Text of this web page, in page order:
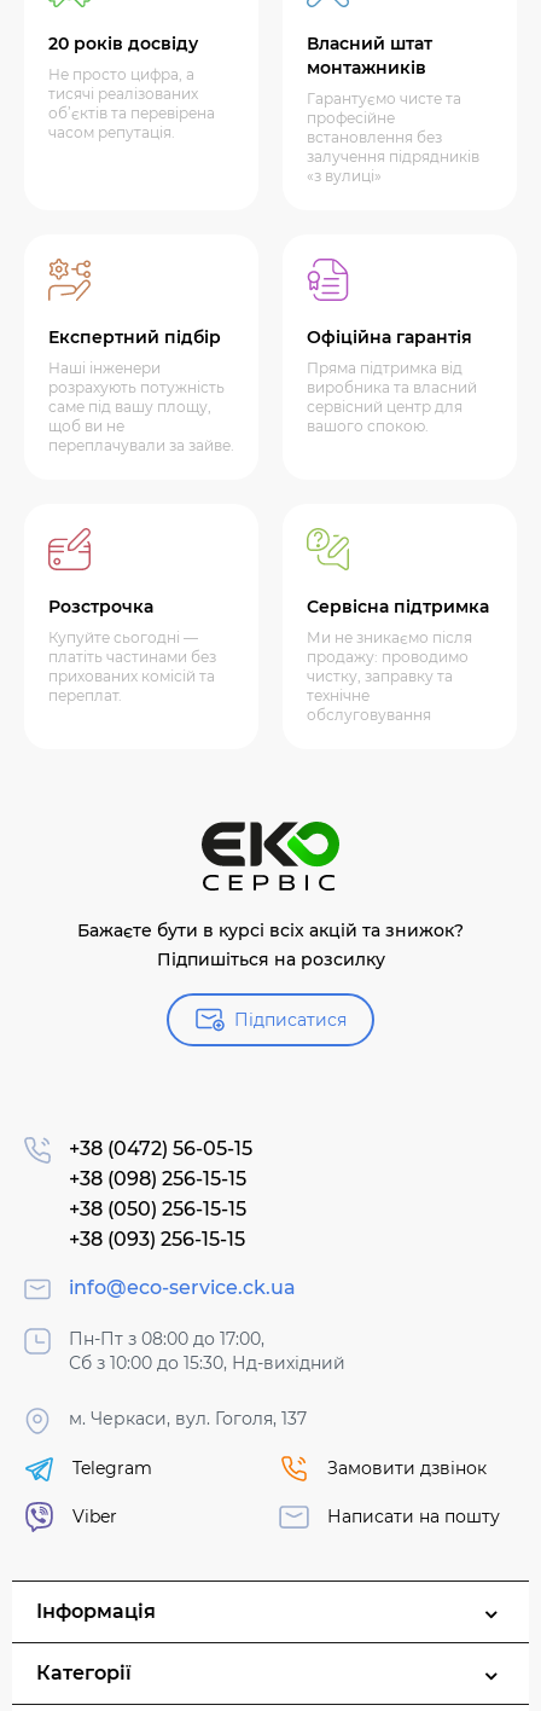
20 років досвіду
Не просто цифра, а
тисячі реалізованих
об’єктів та перевірена
часом репутація.
Власний штат
монтажників
Гарантуємо чисте та
професійне
встановлення без
залучення підрядників
«з вулиці»
Експертний підбір
Наші інженери
розрахують потужність
саме під вашу площу,
щоб ви не
переплачували за зайве.
Офіційна гарантія
Пряма підтримка від
виробника та власний
сервісний центр для
вашого спокою.
Розстрочка
Купуйте сьогодні —
платіть частинами без
прихованих комісій та
переплат.
Сервісна підтримка
Ми не зникаємо після
продажу: проводимо
чистку, заправку та
технічне
обслуговування
Бажаєте бути в курсі всіх акцій та знижок?
Підпишіться на розсилку
Підписатися
+38 (0472) 56-05-15
+38 (098) 256-15-15
+38 (050) 256-15-15
+38 (093) 256-15-15
info@eco-service.ck.ua
Пн-Пт з 08:00 до 17:00,
Сб з 10:00 до 15:30, Нд-вихідний
м. Черкаси, вул. Гоголя, 137
Telegram
Viber
Замовити дзвінок
Написати на пошту
Інформація
Категорії